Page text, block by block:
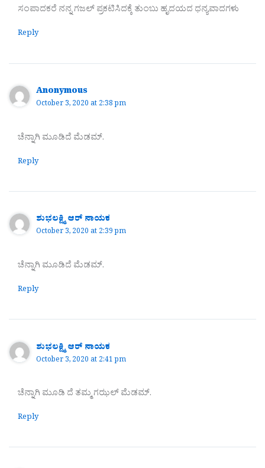
ಸಂಪಾದಕರೆ ನನ್ನ ಗಜಲ್ ಪ್ರಕಟಿಸಿದಕ್ಕೆ ತುಂಬು ಹೃದಯದ ಧನ್ಯವಾದಗಳು
Reply
Anonymous
October 3, 2020 at 2:38 pm
ಚೆನ್ನಾಗಿ ಮೂಡಿದೆ ಮೆಡಮ್.
Reply
ಶುಭಲಕ್ಷ್ಮಿ ಆರ್ ನಾಯಕ
October 3, 2020 at 2:39 pm
ಚೆನ್ನಾಗಿ ಮೂಡಿದೆ ಮೆಡಮ್.
Reply
ಶುಭಲಕ್ಷ್ಮಿ ಆರ್ ನಾಯಕ
October 3, 2020 at 2:41 pm
ಚೆನ್ನಾಗಿ ಮೂಡಿ ದೆ ತಮ್ಮ ಗಝಲ್ ಮೆಡಮ್.
Reply